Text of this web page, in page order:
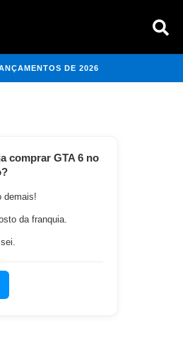
DE 2026
comprar GTA 6 no
demais!
da franquia.